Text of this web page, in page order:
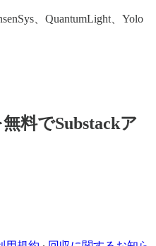
、QuantumLight、Yolo
料でSubstackア